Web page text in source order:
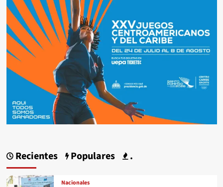
Recientes Populares .
Nacionales